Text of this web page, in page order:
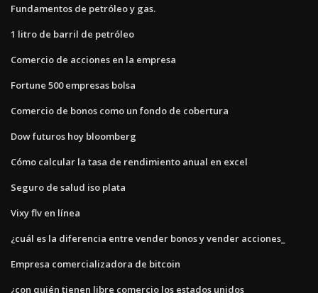
Fundamentos de petróleo y gas.
1 litro de barril de petróleo
Comercio de acciones en la empresa
Fortune 500 empresas bolsa
Comercio de bonos como un fondo de cobertura
Dow futuros hoy bloomberg
Cómo calcular la tasa de rendimiento anual en excel
Seguro de salud iso plata
Vixy flv en línea
¿cuál es la diferencia entre vender bonos y vender acciones_
Empresa comercializadora de bitcoin
¿con quién tienen libre comercio los estados unidos_